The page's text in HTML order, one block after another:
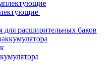
для расширительных баков